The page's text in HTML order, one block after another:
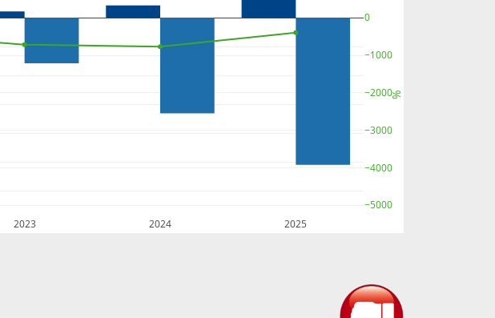
2023 2024 2025
−5000
−4000
−3000
−2000
−1000
0
%